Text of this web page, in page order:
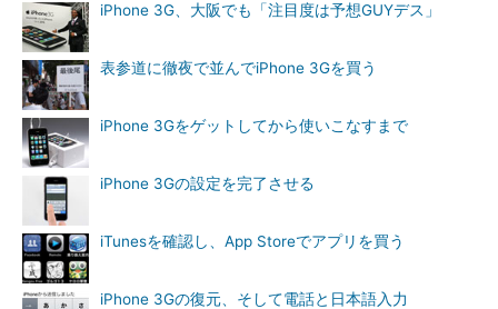
iPhone 3G、大阪でも「注目度は予想GUYデス」
表参道に徹夜で並んでiPhone 3Gを買う
iPhone 3Gをゲットしてから使いこなすまで
iPhone 3Gの設定を完了させる
iTunesを確認し、App Storeでアプリを買う
iPhone 3Gの復元、そして電話と日本語入力